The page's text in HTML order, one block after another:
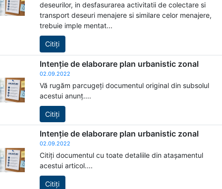
deseurilor, in desfasurarea activitatii de colectare si
transport deseuri menajere si similare celor menajere,
trebuie imple mentat...
Citiți
Intenție de elaborare plan urbanistic zonal
02.09.2022
Vă rugăm parcugeți documentul original din subsolul
acestui anunț....
Citiți
Intenție de elaborare plan urbanistic zonal
02.09.2022
Citiți documentul cu toate detaliile din atașamentul
acestui articol....
Citiți